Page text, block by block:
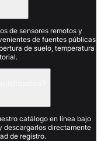
de sensores remotos y
de fuentes públicas
de suelo, temperatura
catálogo en línea bajo
descargarlos directamente
de registro.